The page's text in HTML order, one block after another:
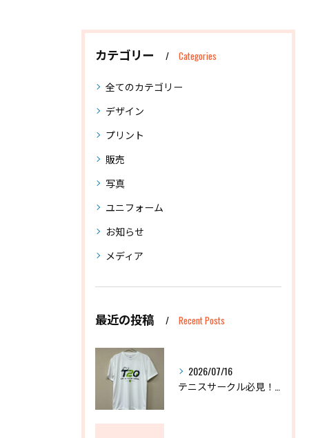
カテゴリー Categories
全てのカテゴリー
デザイン
プリント
販売
写真
ユニフォーム
お知らせ
メディア
最近の投稿 Recent Posts
2026/07/16